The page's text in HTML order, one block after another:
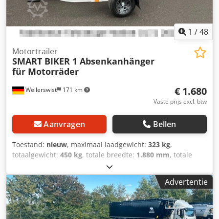
1 /48
Weilerswist 171 km
Motortrailer
SMART BIKER 1 Absenkanhänger
für Motorräder
€ 1.680
Vaste prijs excl. btw
Aanvragen Bellen
Toestand: nieuw, maximaal laadgewicht: 323 kg,
totaalgewicht: 450 kg, totale breedte: 1.880 mm, totale
2026
nieuwe, praktische en onderhoudsarme motorfiets-
kanteltrailer Eenvoudig kantel- en hefsysteem: Vanaf nu
kunt u uw motorfiets gemakkelijk en comfortabel alleen
laden en lossen. kantelbaar – gebruiksvriendelijk –
ruimtebesparend Belangrijke veiligheidswaarschuwing
Advertentie